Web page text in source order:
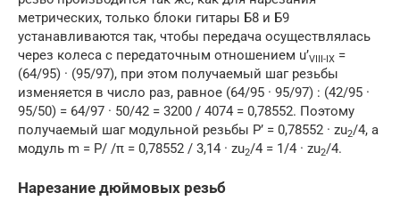
метрических, только блоки гитары Б8 и Б9
устанавливаются так, чтобы передача осуществлялась
через колеса с передаточным отношением u’VIII-IX =
(64/95) · (95/97), при этом получаемый шаг резьбы
изменяется в число раз, равное (64/95 · 95/97) : (42/95 ·
95/50) = 64/97 · 50/42 = 3200 / 4074 = 0,78552. Поэтому
получаемый шаг модульной резьбы P’ = 0,78552 · zu2/4, а
модуль m = P/ /π = 0,78552 / 3,14 · zu2/4 = 1/4 · zu2/4.
Нарезание дюймовых резьб